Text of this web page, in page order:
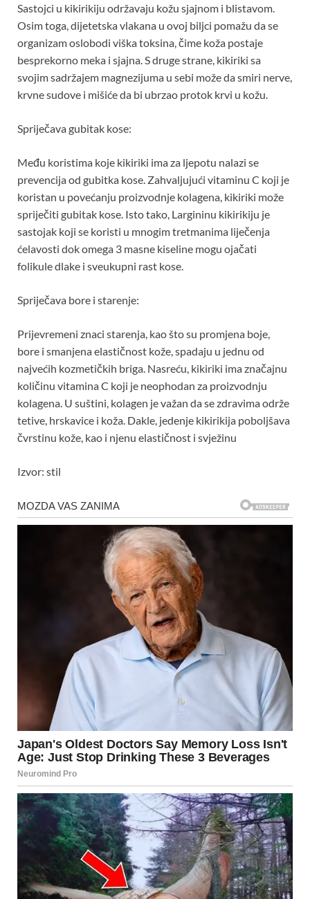
Sastojci u kikirikiju održavaju kožu sjajnom i blistavom.
Osim toga, dijetetska vlakana u ovoj biljci pomažu da se
organizam oslobodi viška toksina, čime koža postaje
besprekorno meka i sjajna. S druge strane, kikiriki sa
svojim sadržajem magnezijuma u sebi može da smiri nerve,
krvne sudove i mišiće da bi ubrzao protok krvi u kožu.
Spriječava gubitak kose:
Među koristima koje kikiriki ima za ljepotu nalazi se
prevencija od gubitka kose. Zahvaljujući vitaminu C koji je
koristan u povećanju proizvodnje kolagena, kikiriki može
spriječiti gubitak kose. Isto tako, Largininu kikirikiju je
sastojak koji se koristi u mnogim tretmanima liječenja
ćelavosti dok omega 3 masne kiseline mogu ojačati
folikule dlake i sveukupni rast kose.
Spriječava bore i starenje:
Prijevremeni znaci starenja, kao što su promjena boje,
bore i smanjena elastičnost kože, spadaju u jednu od
najvećih kozmetičkih briga. Nasreću, kikiriki ima značajnu
količinu vitamina C koji je neophodan za proizvodnju
kolagena. U suštini, kolagen je važan da se zdravima održe
tetive, hrskavice i koža. Dakle, jedenje kikirikija poboljšava
čvrstinu kože, kao i njenu elastičnost i svježinu
Izvor: stil